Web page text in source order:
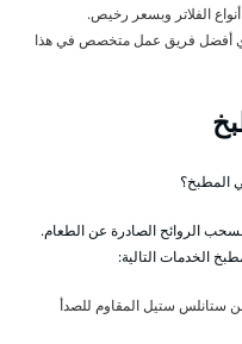
الفلاتر وبسعر رخيص.
أفضل فريق عمل متخصص في هذا
المطبخ؟
الروائح الصادرة عن الطعام.
الخدمات التالية:
ستانلس ستيل المقاوم للصدأ